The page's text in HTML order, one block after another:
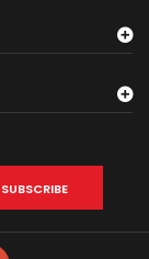
SUBSCRIBE